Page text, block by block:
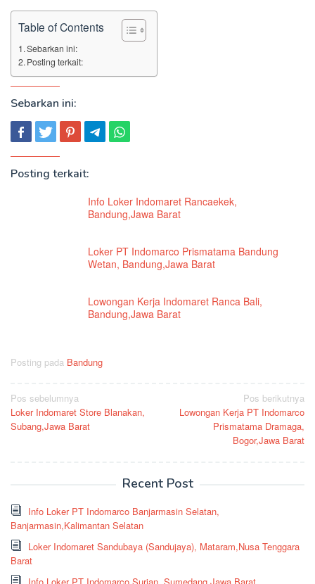
Table of Contents
Sebarkan ini:
Posting terkait:
Sebarkan ini:
Posting terkait:
Info Loker Indomaret Rancaekek,
Bandung,Jawa Barat
Loker PT Indomarco Prismatama Bandung
Wetan, Bandung,Jawa Barat
Lowongan Kerja Indomaret Ranca Bali,
Bandung,Jawa Barat
Posting pada Bandung
Navigasi
pos
Pos sebelumnya
Loker Indomaret Store Blanakan,
Subang,Jawa Barat
Pos berikutnya
Lowongan Kerja PT Indomarco
Prismatama Dramaga,
Bogor,Jawa Barat
Recent Post
Info Loker PT Indomarco Banjarmasin Selatan,
Banjarmasin,Kalimantan Selatan
Loker Indomaret Sandubaya (Sandujaya), Mataram,Nusa Tenggara
Barat